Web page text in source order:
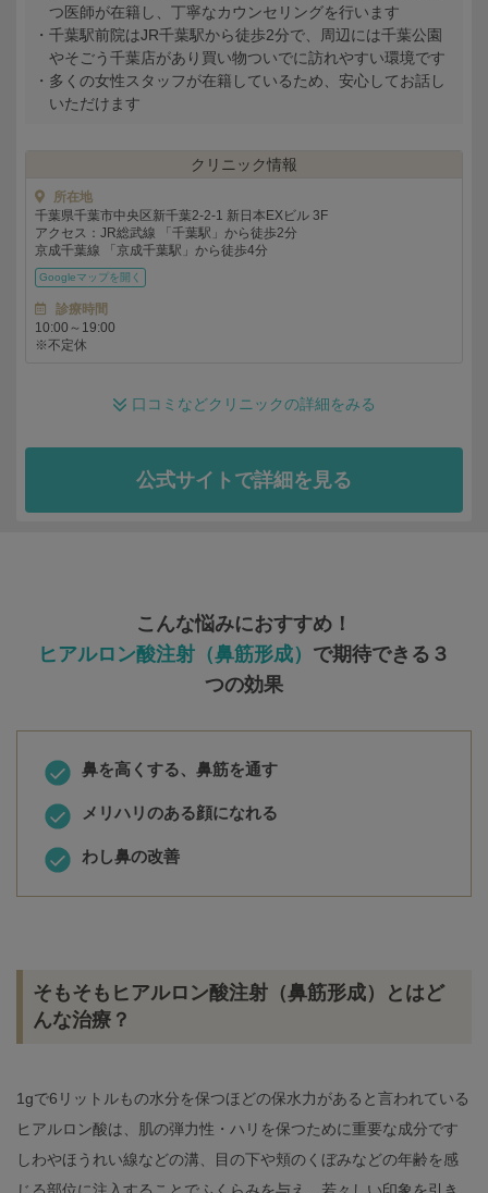
つ医師が在籍し、丁寧なカウンセリングを行います
千葉駅前院はJR千葉駅から徒歩2分で、周辺には千葉公園
やそごう千葉店があり買い物ついでに訪れやすい環境です
多くの女性スタッフが在籍しているため、安心してお話し
いただけます
クリニック情報
所在地
千葉県千葉市中央区新千葉2-2-1 新日本EXビル 3F
アクセス：JR総武線 「千葉駅」から徒歩2分
京成千葉線 「京成千葉駅」から徒歩4分
Googleマップを
診療時間
10:00～19:00
※不定休
口コミなどクリニックの詳細をみる
公式サイトで詳細を見る
こんな悩みにおすすめ！
ヒアルロン酸注射（鼻筋形成） で期待できる３
つの効果
鼻を高くする、鼻筋を通す
メリハリのある顔になれる
わし鼻の改善
そもそもヒアルロン酸注射（鼻筋形成）とはど
んな治療？
1gで6リットルもの水分を保つほどの保水力があると言われている
ヒアルロン酸は、肌の弾力性・ハリを保つために重要な成分です
しわやほうれい線などの溝、目の下や頬のくぼみなどの年齢を感